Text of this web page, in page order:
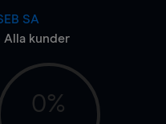
SA
Alla kunder
0%